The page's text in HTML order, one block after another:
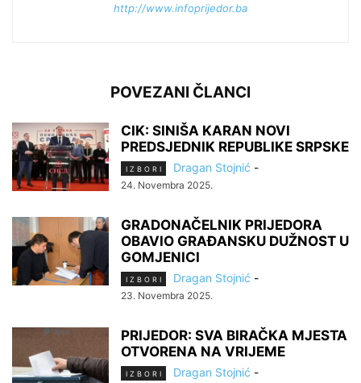
http://www.infoprijedor.ba
POVEZANI ČLANCI
CIK: SINIŠA KARAN NOVI
PREDSJEDNIK REPUBLIKE SRPSKE
I Z B O R I Dragan Stojnić -
24. Novembra 2025.
GRADONAČELNIK PRIJEDORA
OBAVIO GRAĐANSKU DUŽNOST U
GOMJENICI
I Z B O R I Dragan Stojnić -
23. Novembra 2025.
PRIJEDOR: SVA BIRAČKA MJESTA
OTVORENA NA VRIJEME
I Z B O R I Dragan Stojnić -